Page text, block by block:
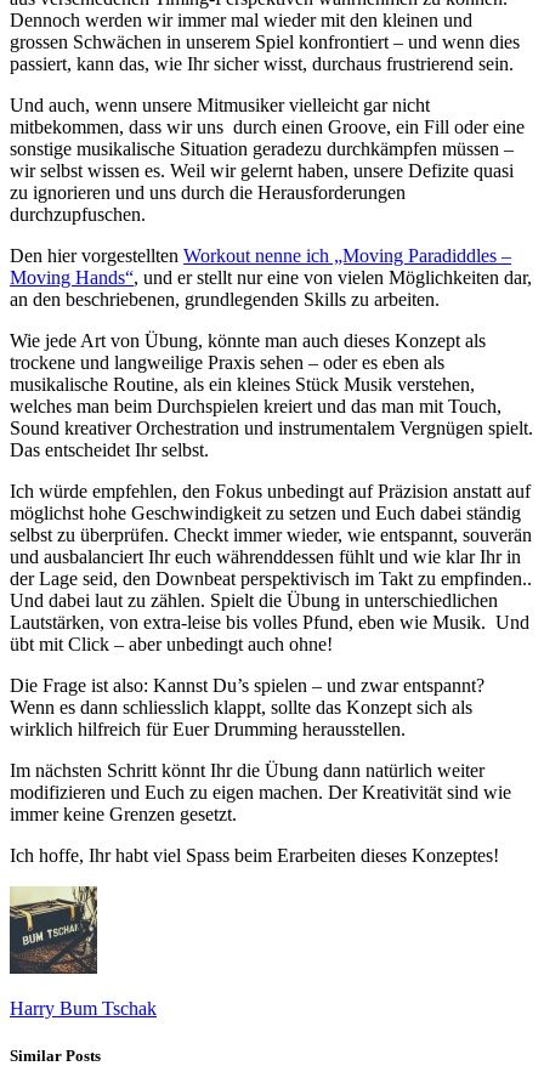
Dennoch werden wir immer mal wieder mit den kleinen und
grossen Schwächen in unserem Spiel konfrontiert – und wenn dies
passiert, kann das, wie Ihr sicher wisst, durchaus frustrierend sein.
Und auch, wenn unsere Mitmusiker vielleicht gar nicht
mitbekommen, dass wir uns durch einen Groove, ein Fill oder eine
sonstige musikalische Situation geradezu durchkämpfen müssen –
wir selbst wissen es. Weil wir gelernt haben, unsere Defizite quasi
zu ignorieren und uns durch die Herausforderungen
durchzupfuschen.
Den hier vorgestellten Workout nenne ich „Moving Paradiddles –
Moving Hands“, und er stellt nur eine von vielen Möglichkeiten dar,
an den beschriebenen, grundlegenden Skills zu arbeiten.
Wie jede Art von Übung, könnte man auch dieses Konzept als
trockene und langweilige Praxis sehen – oder es eben als
musikalische Routine, als ein kleines Stück Musik verstehen,
welches man beim Durchspielen kreiert und das man mit Touch,
Sound kreativer Orchestration und instrumentalem Vergnügen spielt.
Das entscheidet Ihr selbst.
Ich würde empfehlen, den Fokus unbedingt auf Präzision anstatt auf
möglichst hohe Geschwindigkeit zu setzen und Euch dabei ständig
selbst zu überprüfen. Checkt immer wieder, wie entspannt, souverän
und ausbalanciert Ihr euch währenddessen fühlt und wie klar Ihr in
der Lage seid, den Downbeat perspektivisch im Takt zu empfinden..
Und dabei laut zu zählen. Spielt die Übung in unterschiedlichen
Lautstärken, von extra-leise bis volles Pfund, eben wie Musik. Und
übt mit Click – aber unbedingt auch ohne!
Die Frage ist also: Kannst Du’s spielen – und zwar entspannt?
Wenn es dann schliesslich klappt, sollte das Konzept sich als
wirklich hilfreich für Euer Drumming herausstellen.
Im nächsten Schritt könnt Ihr die Übung dann natürlich weiter
modifizieren und Euch zu eigen machen. Der Kreativität sind wie
immer keine Grenzen gesetzt.
Ich hoffe, Ihr habt viel Spass beim Erarbeiten dieses Konzeptes!
Harry Bum Tschak
Similar Posts